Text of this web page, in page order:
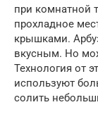
при комнатной
прохладное
крышками.
вкусным. Но
Технология от
используют
солить